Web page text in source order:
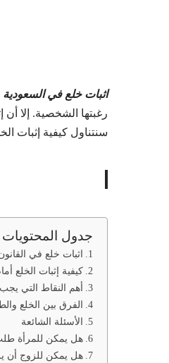
اثبات خلع في السعودية
رغبتها الشخصية. إلا أن
سنتناول كيفية إثبات
جدول المحتويات
اثبات خلع في
كيفية إثبات الخلع
أهم النقاط التي يجب
الفرق بين الخلع
الأسئلة الشائعة
هل يمكن للمرأة
هل يمكن للزوج أن